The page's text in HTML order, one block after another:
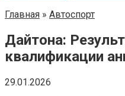
Главная » Автоспорт
Дайтона:
квалификации
29.01.2026